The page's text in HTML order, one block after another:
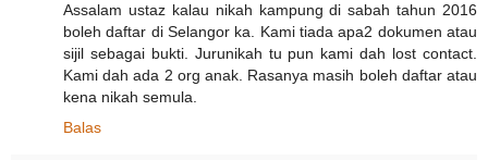
Assalam ustaz kalau nikah kampung di sabah tahun 2016
boleh daftar di Selangor ka. Kami tiada apa2 dokumen atau
sijil sebagai bukti. Jurunikah tu pun kami dah lost contact.
Kami dah ada 2 org anak. Rasanya masih boleh daftar atau
kena nikah semula.
Balas